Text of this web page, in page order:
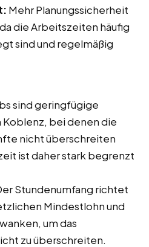
Mehr Planungssicherheit
die Arbeitszeiten häufig
sind und regelmäßig
sind geringfügige
bei denen die
nicht überschreiten
ist daher stark begrenzt
Stundenumfang richtet
Mindestlohn und
um das
zu überschreiten.